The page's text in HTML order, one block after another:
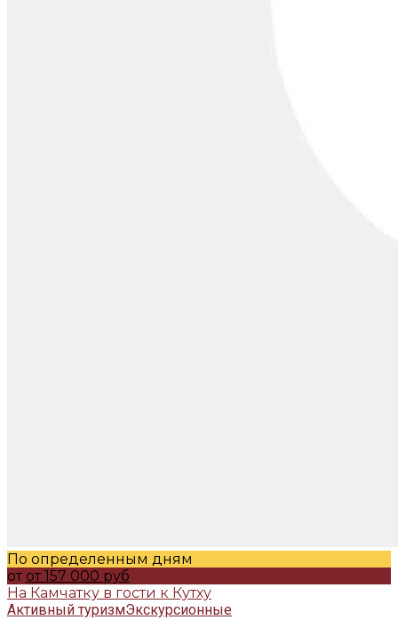
По определенным дням
от от 157 000 руб
На Камчатку в гости к Кутху
Активный туризмЭкскурсионные